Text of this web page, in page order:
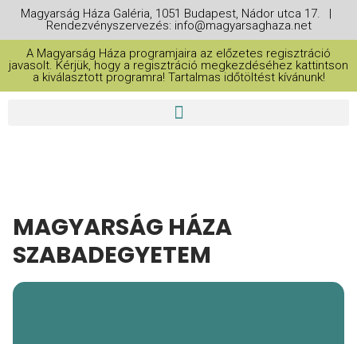
Magyarság Háza Galéria, 1051 Budapest, Nádor utca 17. |
Rendezvényszervezés: info@magyarsaghaza.net
A Magyarság Háza programjaira az előzetes regisztráció
javasolt. Kérjük, hogy a regisztráció megkezdéséhez kattintson
a kiválasztott programra! Tartalmas időtöltést kívánunk!
MAGYARSÁG HÁZA
SZABADEGYETEM